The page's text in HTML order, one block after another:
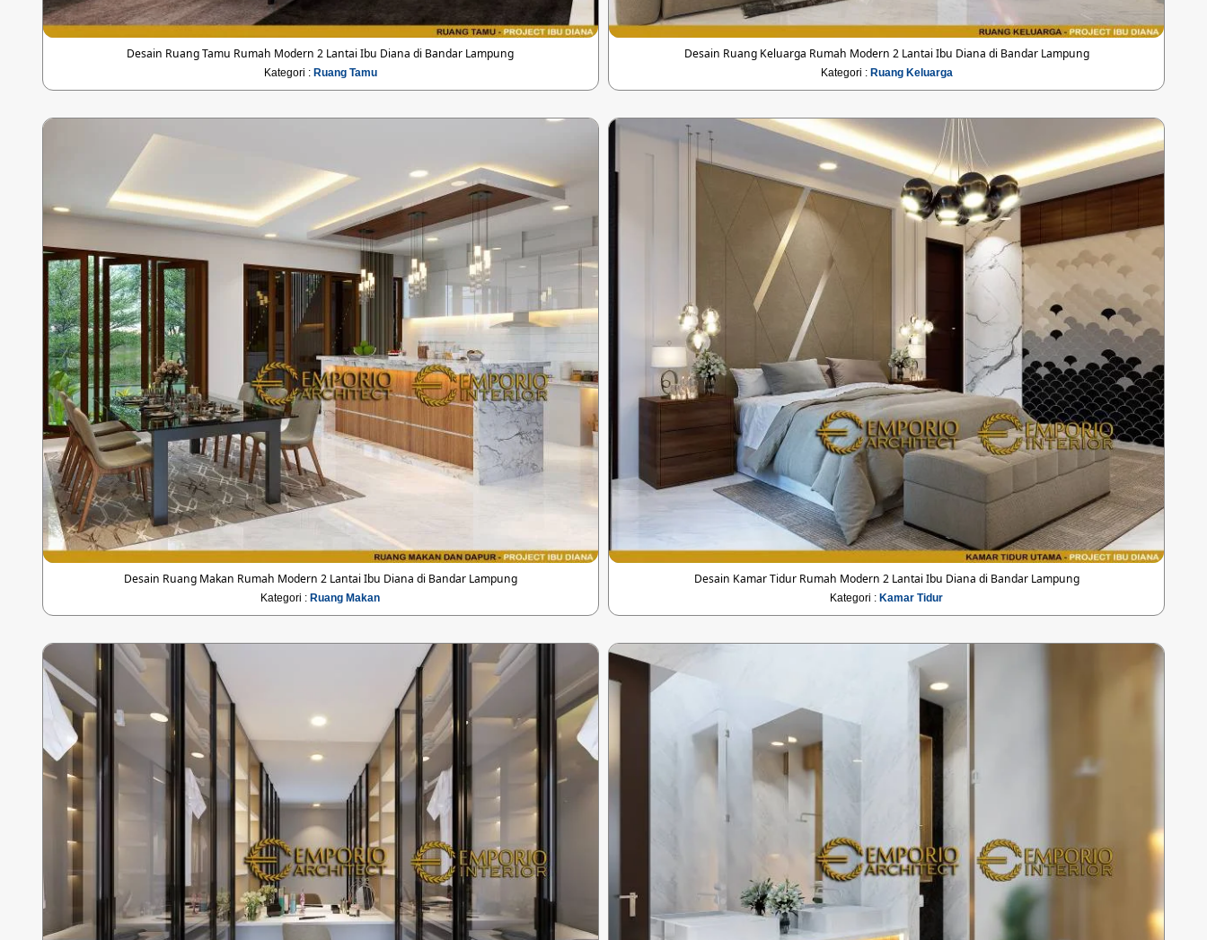
Desain Ruang Tamu Rumah Modern 2 Lantai Ibu Diana di Bandar Lampung
Kategori : Ruang Tamu
Desain Ruang Keluarga Rumah Modern 2 Lantai Ibu Diana di Bandar Lampung
Kategori : Ruang Keluarga
Desain Ruang Makan Rumah Modern 2 Lantai Ibu Diana di Bandar Lampung
Kategori : Ruang Makan
Desain Kamar Tidur Rumah Modern 2 Lantai Ibu Diana di Bandar Lampung
Kategori : Kamar Tidur